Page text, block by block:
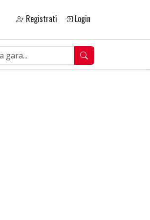
Registrati Login